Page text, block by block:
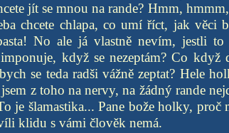
jít se mnou na rande? Hmm,
chcete chlapa, co umí říct, jak věci
No ale já vlastně nevím, jestli
když se nezeptám? Co
se teda radši vážně zeptat? Hele
z toho na nervy, na žádný rande
je šlamastika... Pane bože holky,
klidu s vámi člověk nemá.